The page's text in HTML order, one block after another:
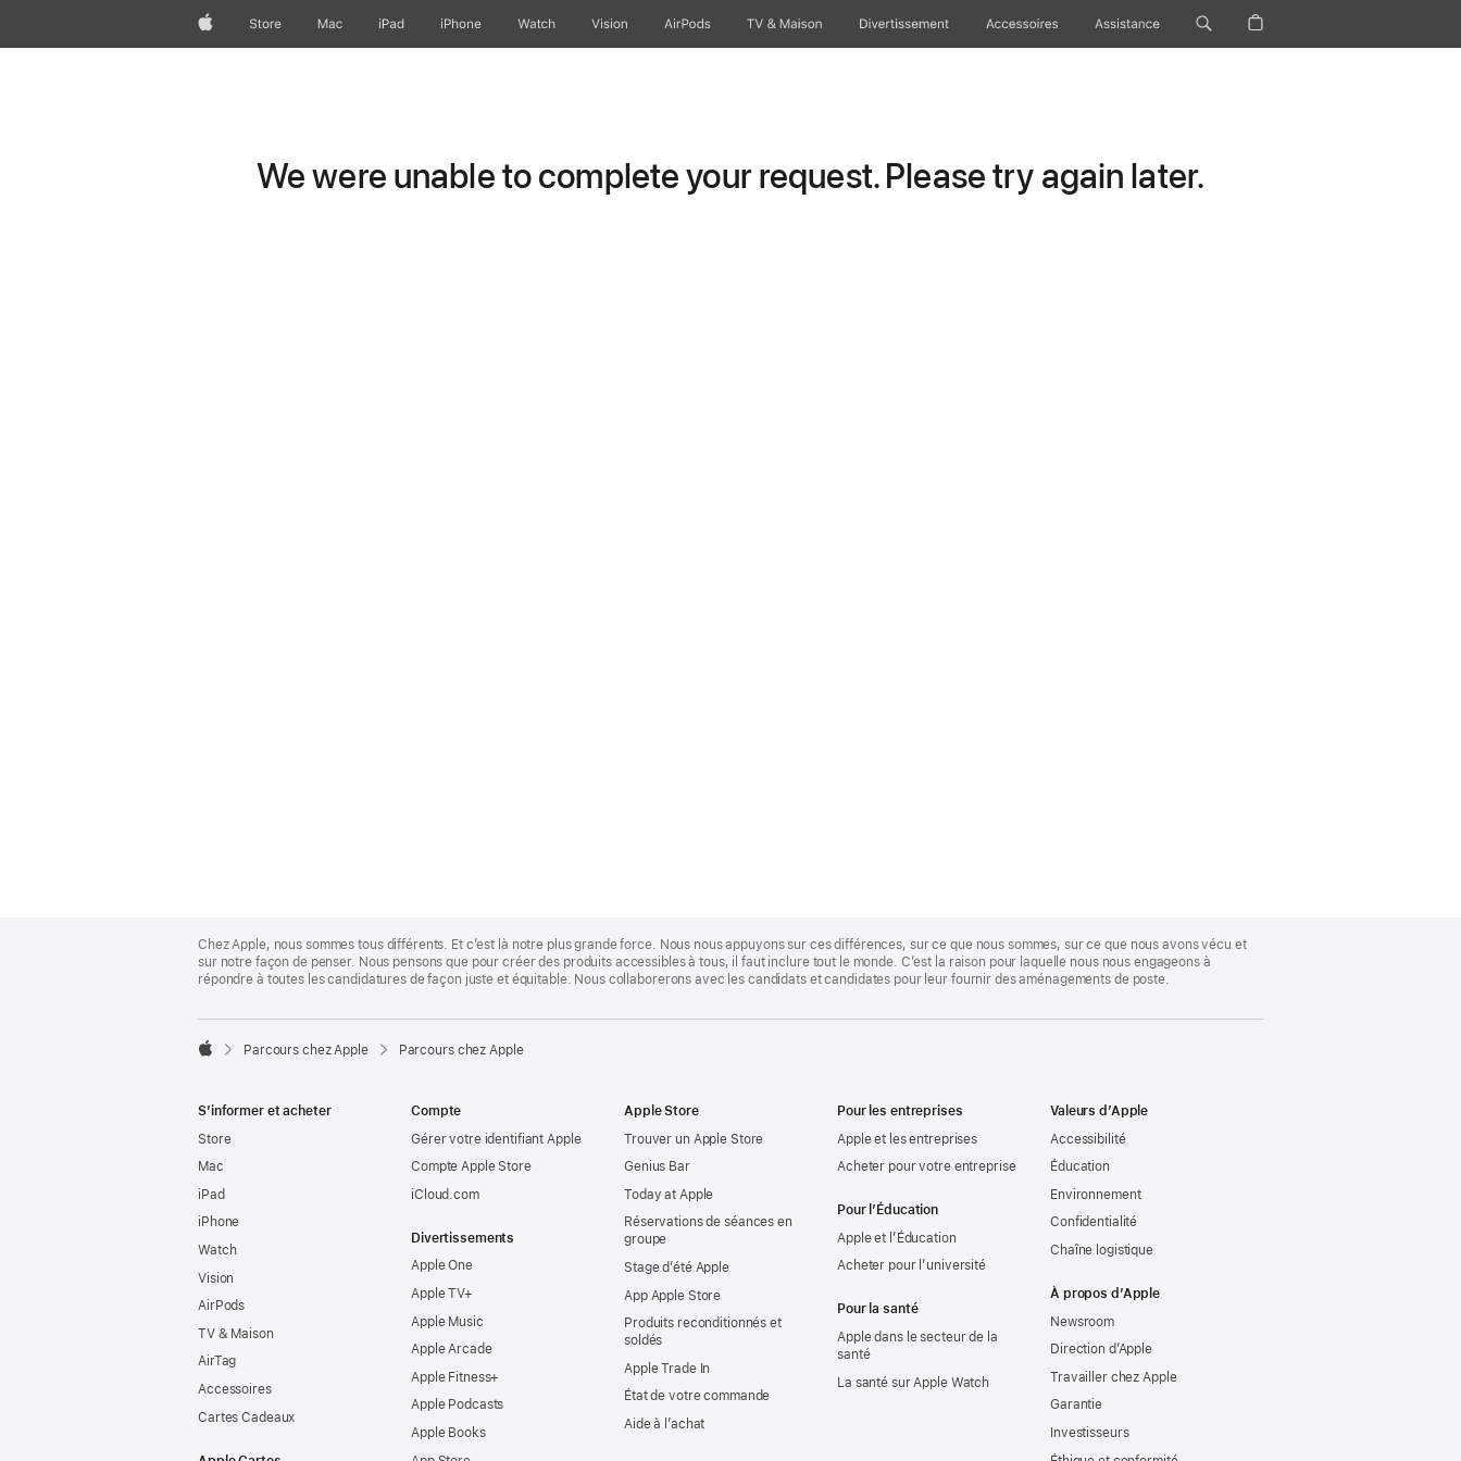
AppleStore Mac iPad iPhone Watch Vision AirPods TV & Maison Divertissements Accessoires Assistance
We were unable to complete your request. Please try again later.
Footer
Chez Apple, nous sommes tous différents. Et c’est là notre plus grande force. Nous nous appuyons sur ces différences, sur ce que nous sommes, sur ce que nous avons vécu et
sur notre façon de penser. Nous pensons que pour créer des produits accessibles à tous, il faut inclure tout le monde. C’est la raison pour laquelle nous nous engageons à
répondre à toutes les candidatures de façon juste et équitable. Nous collaborerons avec les candidats et candidates pour leur fournir des aménagements de poste.

Parcours chez Apple Parcours chez Apple
S’informer et acheter
Store
Mac
iPad
iPhone
Watch
Vision
AirPods
TV & Maison
AirTag
Accessoires
Cartes Cadeaux
Compte
Gérer votre identifiant Apple
Compte Apple Store
iCloud.com
Divertissements
Apple One
Apple TV+
Apple Music
Apple Arcade
Apple Fitness+
Apple Podcasts
Apple Books
Apple Store
Trouver un Apple Store
Genius Bar
Today at Apple
Réservations de séances en
groupe
Stage d’été Apple
App Apple Store
Produits reconditionnés et
soldés
Apple Trade In
État de votre commande
Aide à l’achat
Pour les entreprises
Apple et les entreprises
Acheter pour votre entreprise
Pour l’Éducation
Apple et l’Éducation
Acheter pour l’université
Pour la santé
Apple dans le secteur de la
santé
La santé sur Apple Watch
Valeurs d’Apple
Accessibilité
Éducation
Environnement
Confidentialité
Chaîne logistique
À propos d’Apple
Newsroom
Direction d’Apple
Travailler chez Apple
Garantie
Investisseurs